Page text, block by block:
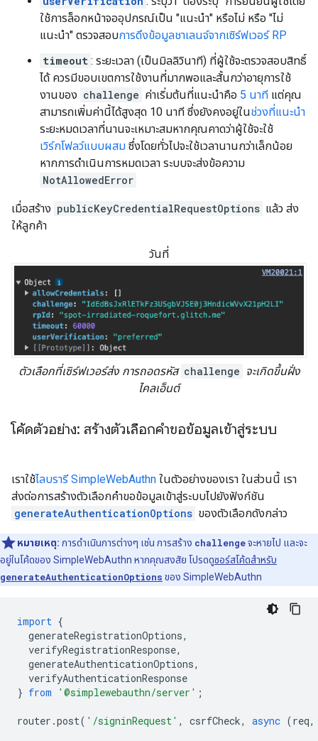
ใช้การล็อกหน้าจออุปกรณ์เป็น "แนะนำ" หรือไม่ หรือ "ไม่
แนะนำ" ตรวจสอบการดึงข้อมูลชาเลนจ์จากเซิร์ฟเวอร์ RP
timeout : ระยะเวลา (เป็นมิลลิวินาที) ที่ผู้ใช้จะตรวจสอบสิทธิ์
ได้ ควรมีขอบเขตการใช้งานที่มากพอและสั้นกว่าอายุการใช้
งานของ challenge ค่าเริ่มต้นที่แนะนำคือ 5 นาที แต่คุณ
สามารถเพิ่มค่านี้ได้สูงสุด 10 นาที ซึ่งยังคงอยู่ในช่วงที่แนะนำ
ระยะหมดเวลาที่นานจะเหมาะสมหากคุณคาดว่าผู้ใช้จะใช้
เวิร์กโฟลว์แบบผสม ซึ่งโดยทั่วไปจะใช้เวลานานกว่าเล็กน้อย
หากการดำเนินการหมดเวลา ระบบจะส่งข้อความ
NotAllowedError
เมื่อสร้าง publicKeyCredentialRequestOptions แล้ว ส่ง
ให้ลูกค้า
วันที่
ตัวเลือกที่เซิร์ฟเวอร์ส่ง การถอดรหัส challenge จะเกิดขึ้นฝั่ง
ไคลเอ็นต์
โค้ดตัวอย่าง: สร้างตัวเลือกคำขอข้อมูลเข้าสู่ระบบ
เราใช้ไลบรารี SimpleWebAuthn ในตัวอย่างของเรา ในส่วนนี้ เรา
ส่งต่อการสร้างตัวเลือกคำขอข้อมูลเข้าสู่ระบบไปยังฟังก์ชัน
generateAuthenticationOptions ของตัวเลือกดังกล่าว
หมายเหตุ: การดำเนินการต่างๆ เช่น การสร้าง challengeจะหายไป และจะ
อยู่ในโค้ดของ SimpleWebAuthn หากคุณสงสัย โปรดดูซอร์สโค้ดสำหรับ
generateAuthenticationOptions ของ SimpleWebAuthn
import {
generateRegistrationOptions,
verifyRegistrationResponse,
generateAuthenticationOptions,
verifyAuthenticationResponse
} from '@simplewebauthn/server' ;
router .post( '/signinRequest' , csrfCheck, async (req,